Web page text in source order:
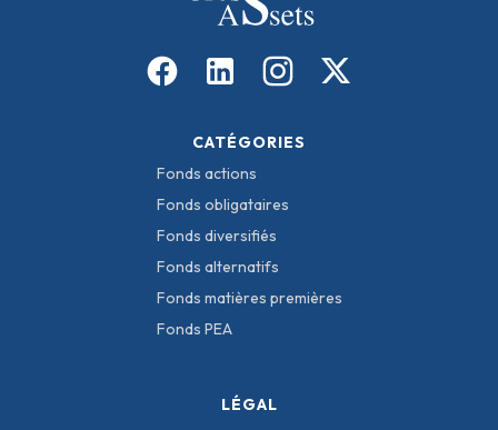
CATÉGORIES
Fonds actions
Fonds obligataires
Fonds diversifiés
Fonds alternatifs
Fonds matières premières
Fonds PEA
LÉGAL